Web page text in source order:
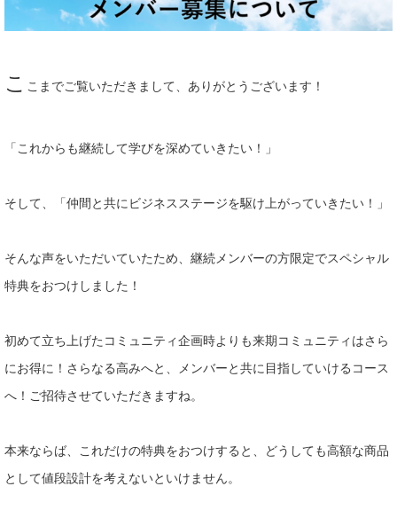
こ こまでご覧いただきまして、ありがとうございます！
「これからも継続して学びを深めていきたい！」
そして、「仲間と共にビジネスステージを駆け上がっていきたい！」
そんな声をいただいていたため、継続メンバーの方限定でスペシャル
特典をおつけしました！
初めて立ち上げたコミュニティ企画時よりも来期コミュニティはさら
にお得に！さらなる高みへと、メンバーと共に目指していけるコース
へ！ご招待させていただきますね。
本来ならば、これだけの特典をおつけすると、どうしても高額な商品
として値段設計を考えないといけません。